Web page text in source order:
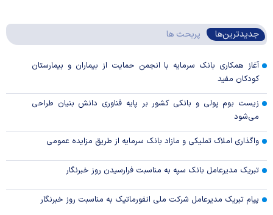
جدیدترین‌ها پربحث ها
آغاز همکاری بانک سرمایه با انجمن حمایت از بیماران و بیمارستان
کودکان مفید
زیست بوم پولی و بانکی کشور بر پایه فناوری دانش بنیان طراحی
می‌شود
واگذاری املاک تملیکی و مازاد بانک سرمایه از طریق مزایده عمومی
تبریک مدیرعامل بانک سپه به مناسبت فرارسیدن روز خبرنگار
پیام تبریک مدیرعامل شرکت ملی انفورماتیک به مناسبت روز خبرنگار